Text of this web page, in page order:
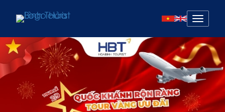
Mở
menu